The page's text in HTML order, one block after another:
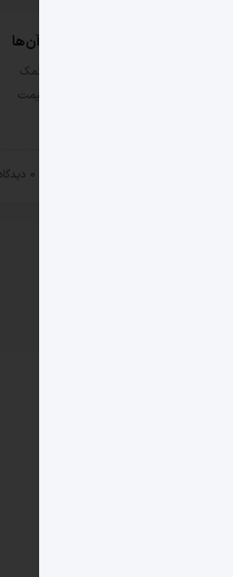
و جلوگیری از کاهش کیفیت آن‌ها
به حفظ کیفیت و رایحه اصلی آن‌ها کمک
نیز افزایش دهد. چه از عطرهای گران‌قیمت
0 دیدگاه